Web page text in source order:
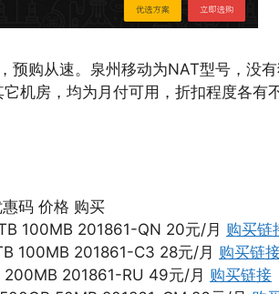
预购从速。泉州移动为NAT型号，没
机房，均为月付可用，折扣程度各有
码 价格 购买
100MB 201861-QN 20元/月 购买链
100MB 201861-C3 28元/月 购买链
200MB 201861-RU 49元/月 购买链接